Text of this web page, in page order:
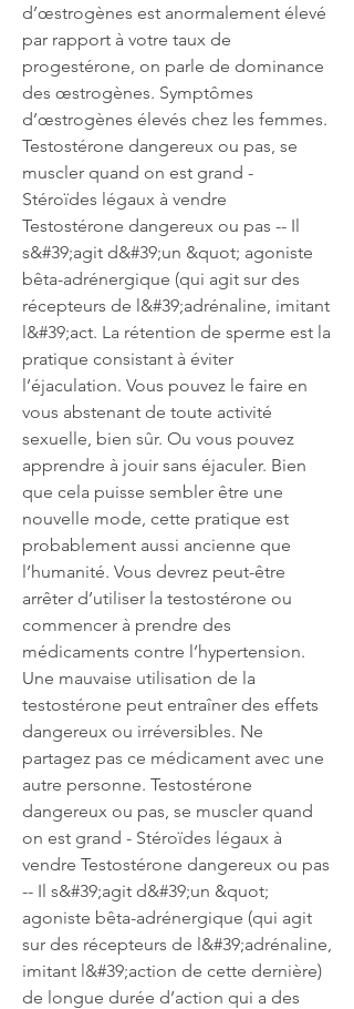
d’œstrogènes est anormalement élevé
par rapport à votre taux de
progestérone, on parle de dominance
des œstrogènes. Symptômes
d’œstrogènes élevés chez les femmes.
Testostérone dangereux ou pas, se
muscler quand on est grand -
Stéroïdes légaux à vendre
Testostérone dangereux ou pas -- Il
s&#39;agit d&#39;un &quot; agoniste
bêta-adrénergique (qui agit sur des
récepteurs de l&#39;adrénaline, imitant
l&#39;act. La rétention de sperme est la
pratique consistant à éviter
l’éjaculation. Vous pouvez le faire en
vous abstenant de toute activité
sexuelle, bien sûr. Ou vous pouvez
apprendre à jouir sans éjaculer. Bien
que cela puisse sembler être une
nouvelle mode, cette pratique est
probablement aussi ancienne que
l’humanité. Vous devrez peut-être
arrêter d’utiliser la testostérone ou
commencer à prendre des
médicaments contre l’hypertension.
Une mauvaise utilisation de la
testostérone peut entraîner des effets
dangereux ou irréversibles. Ne
partagez pas ce médicament avec une
autre personne. Testostérone
dangereux ou pas, se muscler quand
on est grand - Stéroïdes légaux à
vendre Testostérone dangereux ou pas
-- Il s&#39;agit d&#39;un &quot;
agoniste bêta-adrénergique (qui agit
sur des récepteurs de l&#39;adrénaline,
imitant l&#39;action de cette dernière)
de longue durée d’action qui a des